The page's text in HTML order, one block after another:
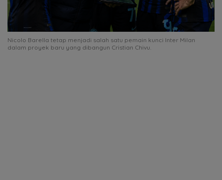
Nicolo Barella tetap menjadi salah satu pemain kunci Inter Milan
dalam proyek baru yang dibangun Cristian Chivu.